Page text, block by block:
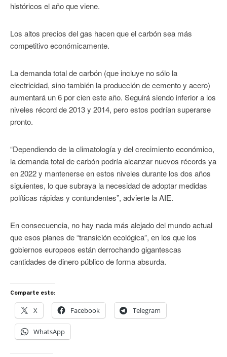
históricos el año que viene.
Los altos precios del gas hacen que el carbón sea más
competitivo económicamente.
La demanda total de carbón (que incluye no sólo la
electricidad, sino también la producción de cemento y acero)
aumentará un 6 por cien este año. Seguirá siendo inferior a los
niveles récord de 2013 y 2014, pero estos podrían superarse
pronto.
“Dependiendo de la climatología y del crecimiento económico,
la demanda total de carbón podría alcanzar nuevos récords ya
en 2022 y mantenerse en estos niveles durante los dos años
siguientes, lo que subraya la necesidad de adoptar medidas
políticas rápidas y contundentes”, advierte la AIE.
En consecuencia, no hay nada más alejado del mundo actual
que esos planes de “transición ecológica”, en los que los
gobiernos europeos están derrochando gigantescas
cantidades de dinero público de forma absurda.
Comparte esto:
X Facebook Telegram
WhatsApp